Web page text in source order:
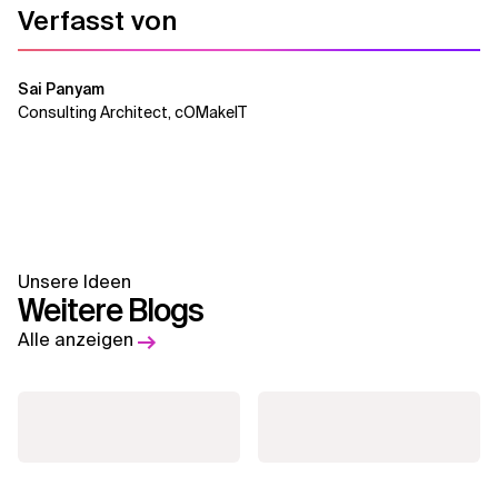
Verfasst von
Sai Panyam
Consulting Architect, cOMakeIT
Unsere Ideen
Weitere Blogs
Alle anzeigen